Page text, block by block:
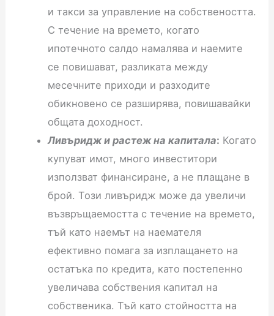
и такси за управление на собствеността.
С течение на времето, когато
ипотечното салдо намалява и наемите
се повишават, разликата между
месечните приходи и разходите
обикновено се разширява, повишавайки
общата доходност.
Ливъридж и растеж на капитала: Когато
купуват имот, много инвеститори
използват финансиране, а не плащане в
брой. Този ливъридж може да увеличи
възвръщаемостта с течение на времето,
тъй като наемът на наемателя
ефективно помага за изплащането на
остатъка по кредита, като постепенно
увеличава собствения капитал на
собственика. Тъй като стойността на